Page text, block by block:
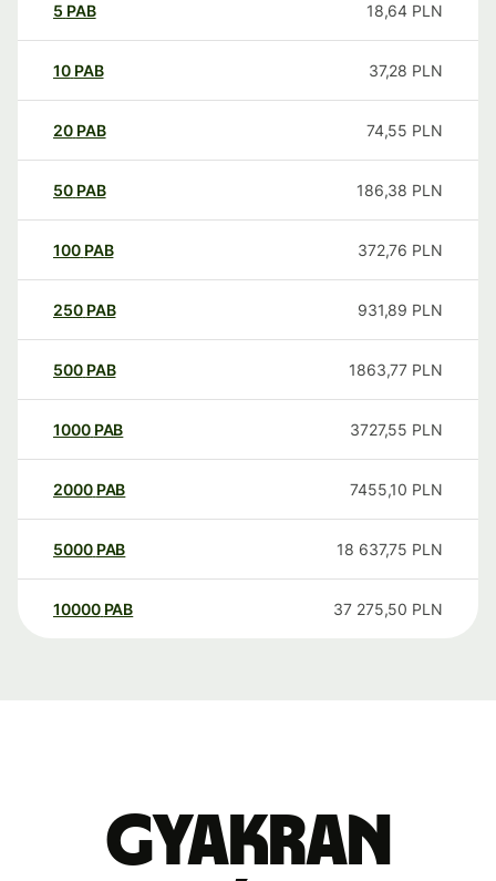
5 PAB 18,64 PLN
10 PAB 37,28 PLN
20 PAB 74,55 PLN
50 PAB 186,38 PLN
100 PAB 372,76 PLN
250 PAB 931,89 PLN
500 PAB 1863,77 PLN
1000 PAB 3727,55 PLN
2000 PAB 7455,10 PLN
5000 PAB 18 637,75 PLN
10000 PAB 37 275,50 PLN
Gyakran